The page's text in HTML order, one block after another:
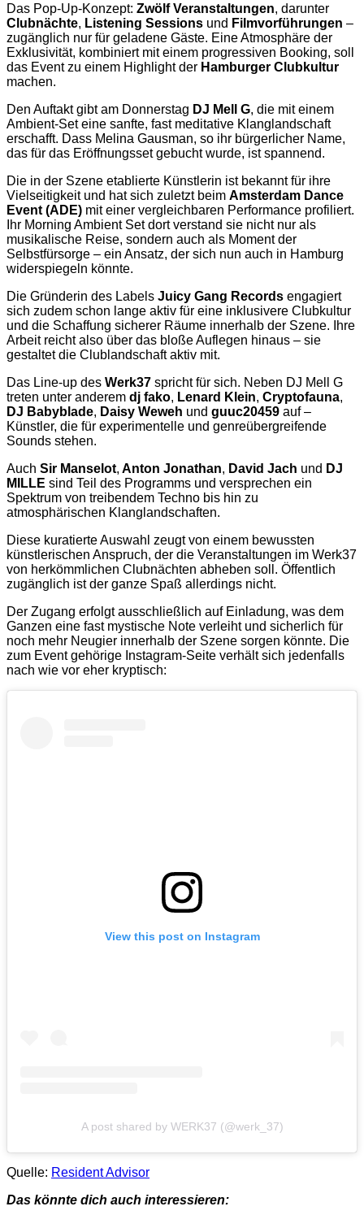
Das Pop-Up-Konzept: Zwölf Veranstaltungen, darunter
Clubnächte, Listening Sessions und Filmvorführungen –
zugänglich nur für geladene Gäste. Eine Atmosphäre der
Exklusivität, kombiniert mit einem progressiven Booking, soll
das Event zu einem Highlight der Hamburger Clubkultur
machen.
Den Auftakt gibt am Donnerstag DJ Mell G, die mit einem
Ambient-Set eine sanfte, fast meditative Klanglandschaft
erschafft. Dass Melina Gausman, so ihr bürgerlicher Name,
das für das Eröffnungsset gebucht wurde, ist spannend.
Die in der Szene etablierte Künstlerin ist bekannt für ihre
Vielseitigkeit und hat sich zuletzt beim Amsterdam Dance
Event (ADE) mit einer vergleichbaren Performance profiliert.
Ihr Morning Ambient Set dort verstand sie nicht nur als
musikalische Reise, sondern auch als Moment der
Selbstfürsorge – ein Ansatz, der sich nun auch in Hamburg
widerspiegeln könnte.
Die Gründerin des Labels Juicy Gang Records engagiert
sich zudem schon lange aktiv für eine inklusivere Clubkultur
und die Schaffung sicherer Räume innerhalb der Szene. Ihre
Arbeit reicht also über das bloße Auflegen hinaus – sie
gestaltet die Clublandschaft aktiv mit.
Das Line-up des Werk37 spricht für sich. Neben DJ Mell G
treten unter anderem dj fako, Lenard Klein, Cryptofauna,
DJ Babyblade, Daisy Weweh und guuc20459 auf –
Künstler, die für experimentelle und genreübergreifende
Sounds stehen.
Auch Sir Manselot, Anton Jonathan, David Jach und DJ
MILLE sind Teil des Programms und versprechen ein
Spektrum von treibendem Techno bis hin zu
atmosphärischen Klanglandschaften.
Diese kuratierte Auswahl zeugt von einem bewussten
künstlerischen Anspruch, der die Veranstaltungen im Werk37
von herkömmlichen Clubnächten abheben soll. Öffentlich
zugänglich ist der ganze Spaß allerdings nicht.
Der Zugang erfolgt ausschließlich auf Einladung, was dem
Ganzen eine fast mystische Note verleiht und sicherlich für
noch mehr Neugier innerhalb der Szene sorgen könnte. Die
zum Event gehörige Instagram-Seite verhält sich jedenfalls
nach wie vor eher kryptisch:
View this post on Instagram
A post shared by WERK37 (@werk_37)
Quelle: Resident Advisor
Das könnte dich auch interessieren: